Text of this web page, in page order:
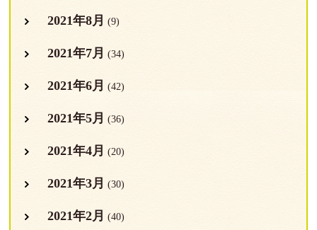
2021年8月 (9)
2021年7月 (34)
2021年6月 (42)
2021年5月 (36)
2021年4月 (20)
2021年3月 (30)
2021年2月 (40)